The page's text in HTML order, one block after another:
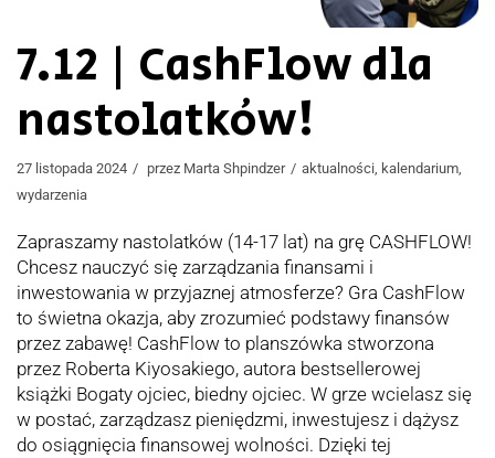
7.12 | CashFlow dla
nastolatków!
27 listopada 2024 przez Marta Shpindzer aktualności, kalendarium,
wydarzenia
Zapraszamy nastolatków (14-17 lat) na grę CASHFLOW!
Chcesz nauczyć się zarządzania finansami i
inwestowania w przyjaznej atmosferze? Gra CashFlow
to świetna okazja, aby zrozumieć podstawy finansów
przez zabawę! CashFlow to planszówka stworzona
przez Roberta Kiyosakiego, autora bestsellerowej
książki Bogaty ojciec, biedny ojciec. W grze wcielasz się
w postać, zarządzasz pieniędzmi, inwestujesz i dążysz
do osiągnięcia finansowej wolności. Dzięki tej